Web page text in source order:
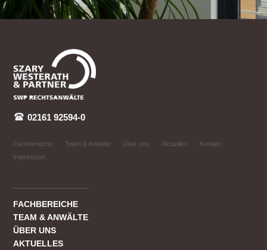
02161 92594-0
Fachbereiche Team & Anwälte Über uns Aktuelles
Kontakt
Impressum
FACHBEREICHE
TEAM & ANWÄLTE
ÜBER UNS
AKTUELLES